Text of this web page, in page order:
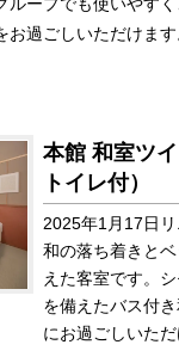
過ごしいただけます
本館 和室ツ
トイレ付）
2025年1月17日リ
和の落ち着きと
えた客室です。
を備えたバス付
にお過ごしいただ